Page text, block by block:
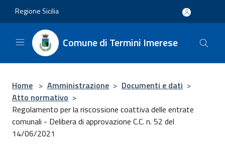
Regione Sicilia
Comune di Termini Imerese
Home > Amministrazione > Documenti e dati >
Atto normativo >
Regolamento per la riscossione coattiva delle entrate
comunali - Delibera di approvazione C.C. n. 52 del
14/06/2021